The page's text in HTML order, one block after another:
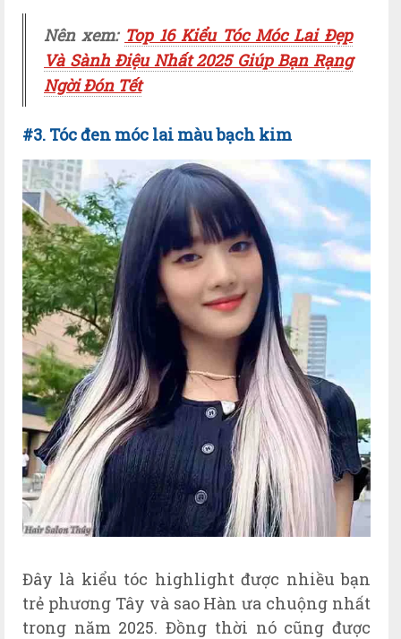
Nên xem: Top 16 Kiểu Tóc Móc Lai Đẹp
Và Sành Điệu Nhất 2025 Giúp Bạn Rạng
Ngời Đón Tết
#3. Tóc đen móc lai màu bạch kim
Đây là kiểu tóc highlight được nhiều bạn
trẻ phương Tây và sao Hàn ưa chuộng nhất
trong năm 2025. Đồng thời nó cũng được